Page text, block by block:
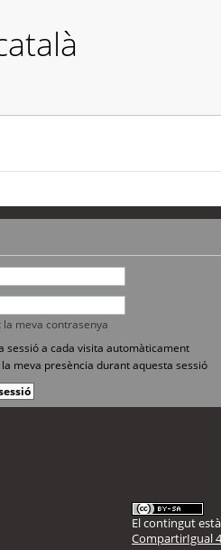
la meva contrasenya
sessió a cada visita automàticament
meva presència durant aquesta sessió
El contingut
CompartirIgual